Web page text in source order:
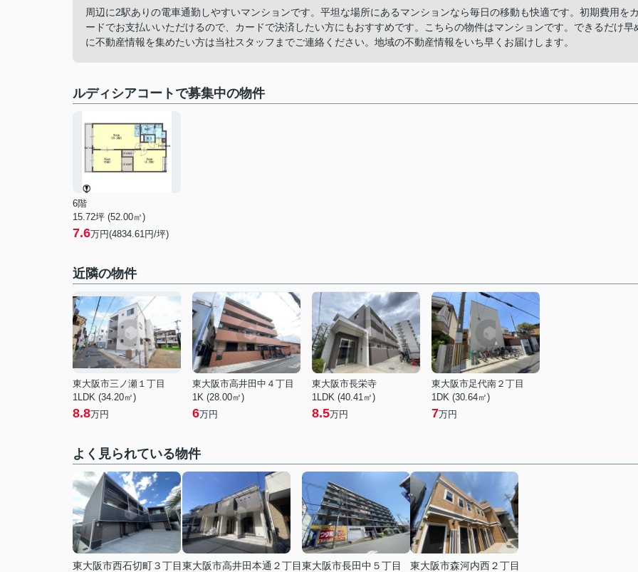
周辺に2駅ありの電車通勤しやすいマンションです。平坦な場所にあるマンションなら毎日の移動も快適です。初期費用を
ードでお支払いいただけるので、カードで決済したい方にもおすすめです。こちらの物件はマンションです。できるだけ早
に不動産情報を集めたい方は当社スタッフまでご連絡ください。地域の不動産情報をいち早くお届けします。
ルディシアコートで募集中の物件
6階
15.72坪 (52.00㎡)
7.6万円(4834.61円/坪)
近隣の物件
東大阪市三ノ瀬１丁目
1LDK (34.20㎡)
8.8万円
東大阪市高井田中４丁目
1K (28.00㎡)
6万円
東大阪市長栄寺
1LDK (40.41㎡)
8.5万円
東大阪市足代南２丁目
1DK (30.64㎡)
7万円
よく見られている物件
東大阪市西石切町３丁目東大阪市高井田本通２丁目東大阪市長田中５丁目
東大阪市森河内西２丁目